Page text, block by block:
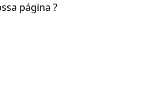
página ?